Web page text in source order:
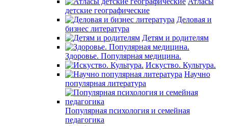
детские географические
Деловая и
бизнес литература
Детям и родителям
Здоровье. Популярная медицина.
Искуство. Культура.
Научно
популярная литература
Популярная психология и семейная
педагогика